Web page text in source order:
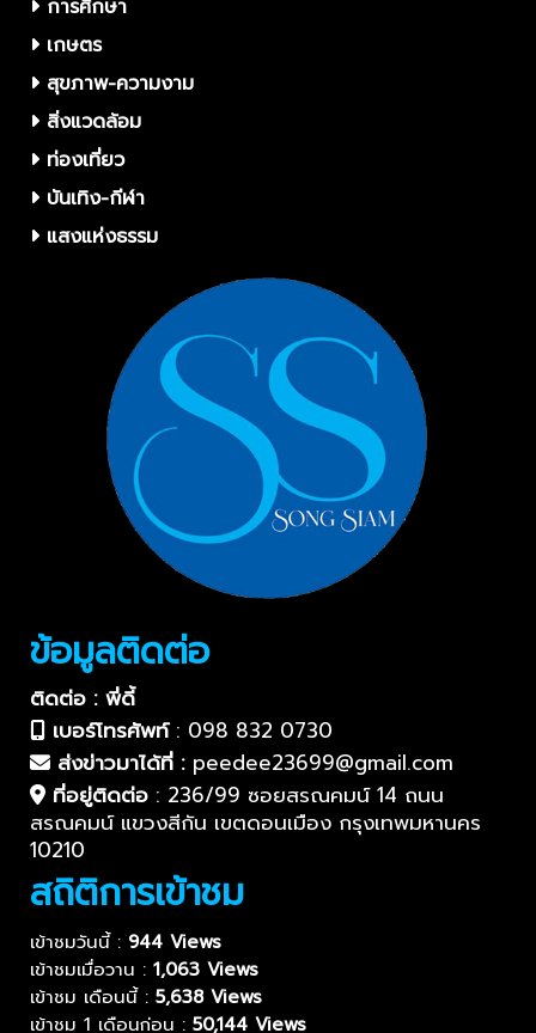
การศึกษา
เกษตร
สุขภาพ-ความงาม
สิ่งแวดล้อม
ท่องเที่ยว
บันเทิง-กีฬา
แสงแห่งธรรม
ข้อมูลติดต่อ
ติดต่อ : พี่ดี้
เบอร์โทรศัพท์: 098 832 0730
ส่งข่าวมาได้ที่ : peedee23699@gmail.com
ที่อยู่ติดต่อ : 236/99 ซอยสรณคมน์ 14 ถนน
สรณคมน์ แขวงสีกัน เขตดอนเมือง กรุงเทพมหานคร
10210
สถิติการเข้าชม
เข้าชมวันนี้ : 944 Views
เข้าชมเมื่อวาน : 1,063 Views
เข้าชม เดือนนี้ : 5,638 Views
เข้าชม 1 เดือนก่อน : 50,144 Views